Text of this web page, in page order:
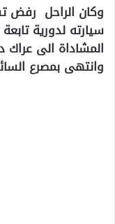
وكان الراحل رفض
سيارته لدورية
المشاداة الى عراك
وانتهى بمصرع